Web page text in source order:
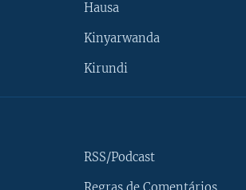
Hausa
Kinyarwanda
Kirundi
RSS/Podcast